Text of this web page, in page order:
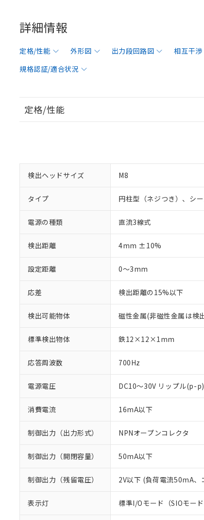
詳細情報
定格/性能 外形図 出力段回路図 相互干渉
規格認証/適合状況
定格/性能
検出ヘッドサイズ M8
タイプ 円柱型（ネジつき）、シ
電源の種類 直流3線式
検出距離 4mm ±10%
設定距離 0～3mm
応差 検出距離の15%以下
検出可能物体 磁性金属(非磁性金属は検
標準検出物体 鉄12×12×1mm
応答周波数 700Hz
電源電圧 DC10～30V リップル(p-
消費電流 16mA以下
制御出力（出力形式） NPNオープンコレクタ
制御出力（開閉容量） 50mA以下
制御出力（残留電圧） 2V以下 (負荷電流50mA、
表示灯 標準I/Oモード（SIOモー
※1 対応状況
対応済み：
対応予定：
対応予定な